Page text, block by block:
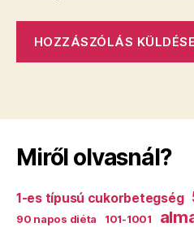
Miről olvasnál?
1-es típusú cukorbetegség
90 napos diéta 101-1001